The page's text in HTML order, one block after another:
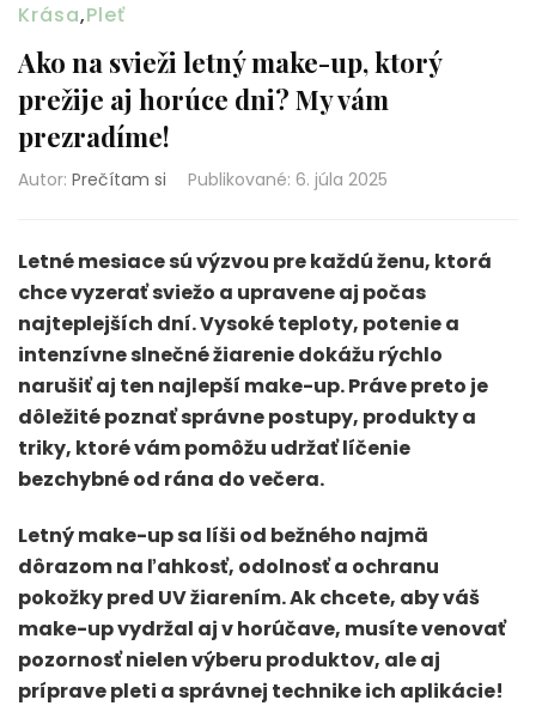
Krása,Pleť
Ako na svieži letný make-up, ktorý
prežije aj horúce dni? My vám
prezradíme!
Autor: Prečítam si Publikované: 6. júla 2025
Letné mesiace sú výzvou pre každú ženu, ktorá
chce vyzerať sviežo a upravene aj počas
najteplejších dní. Vysoké teploty, potenie a
intenzívne slnečné žiarenie dokážu rýchlo
narušiť aj ten najlepší make-up. Práve preto je
dôležité poznať správne postupy, produkty a
triky, ktoré vám pomôžu udržať líčenie
bezchybné od rána do večera.
Letný make-up sa líši od bežného najmä
dôrazom na ľahkosť, odolnosť a ochranu
pokožky pred UV žiarením. Ak chcete, aby váš
make-up vydržal aj v horúčave, musíte venovať
pozornosť nielen výberu produktov, ale aj
príprave pleti a správnej technike ich aplikácie!